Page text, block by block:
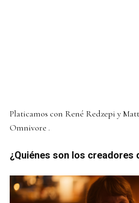
Platicamos con René Redzepi y
Omnivore .
¿Quiénes son los creadores